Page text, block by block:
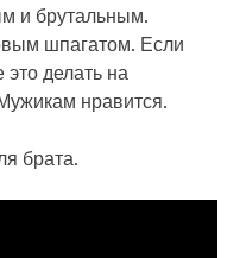
и брутальным.
шпагатом. Если
делать на
нравится.
брата.